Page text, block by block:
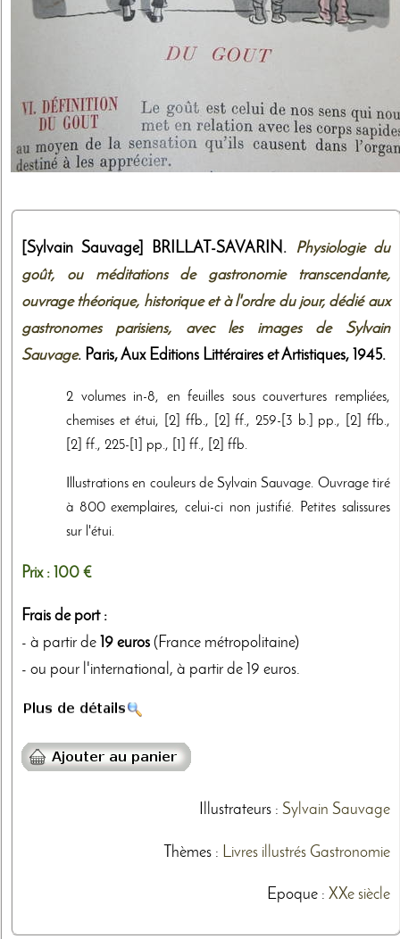
[Sylvain Sauvage] BRILLAT-SAVARIN. Physiologie du
goût, ou méditations de gastronomie transcendante,
ouvrage théorique, historique et à l'ordre du jour, dédié aux
gastronomes parisiens, avec les images de Sylvain
Sauvage. Paris,Aux Editions Littéraires et Artistiques, 1945.
2 volumes in-8, en feuilles sous couvertures rempliées,
chemises et étui, [2] ffb., [2] ff., 259-[3 b.] pp., [2] ffb.,
[2] ff., 225-[1] pp., [1] ff., [2] ffb.
Illustrations en couleurs de Sylvain Sauvage. Ouvrage tiré
à 800 exemplaires, celui-ci non justifié. Petites salissures
sur l'étui.
Prix : 100 €
Frais de port :
- à partir de 19 euros (France métropolitaine)
- ou pour l'international, à partir de 19 euros.
Illustrateurs: Sylvain Sauvage
Thèmes: Livres illustrés Gastronomie
Epoque : XXe siècle